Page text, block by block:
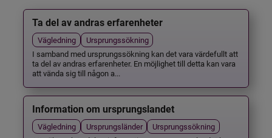
Ta del av andras erfarenheter
Vägledning
Ursprungssökning
I samband med ursprungssökning kan det vara värdefullt att
ta del av andras erfarenheter. En möjlighet till detta kan vara
att vända sig till någon a...
Information om ursprungslandet
Vägledning Ursprungsländer
Ursprungssökning